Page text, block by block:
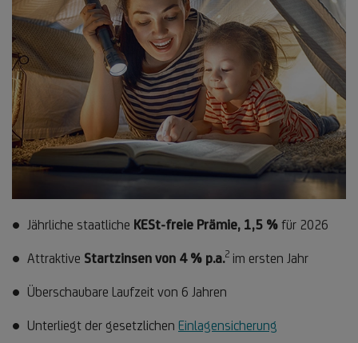
Jährliche staatliche KESt-freie Prämie, 1,5 % für 2026
Attraktive Startzinsen von 4 % p.a.2 Fußnote
im ersten Jahr
Überschaubare Laufzeit von 6 Jahren
Unterliegt der gesetzlichen Einlagensicherung